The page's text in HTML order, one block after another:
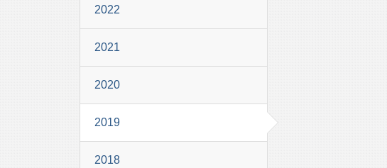
2022
2021
2020
2019
2018